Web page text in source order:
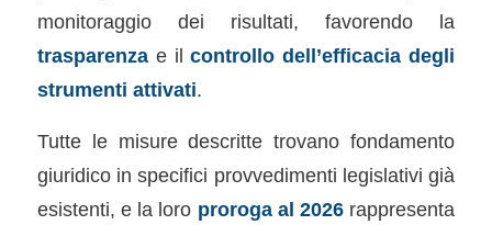
monitoraggio dei risultati, favorendo la
trasparenzae ilcontrollo dell’efficacia degli
strumenti attivati.
Tutte le misure descritte trovano fondamento
giuridico in specifici provvedimenti legislativi già
esistenti, e la loro proroga al 2026 rappresenta